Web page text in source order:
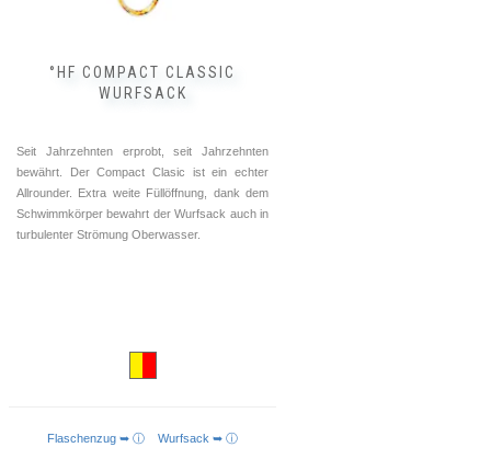
°HF COMPACT CLASSIC
WURFSACK
Seit Jahrzehnten erprobt, seit Jahrzehnten
bewährt. Der Compact Clasic ist ein echter
Allrounder. Extra weite Füllöffnung, dank dem
Schwimmkörper bewahrt der Wurfsack auch in
turbulenter Strömung Oberwasser.
Flaschenzug ➥ ⓘ Wurfsack ➥ ⓘ